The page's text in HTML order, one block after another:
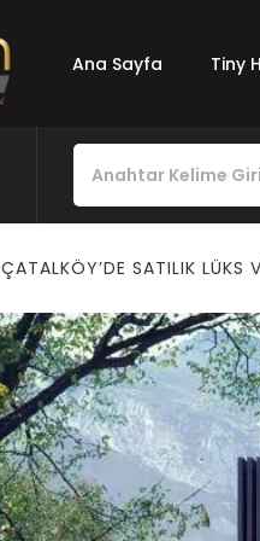
Ana Sayfa Tiny
ÇATALKÖY’DE SATILIK LÜKS